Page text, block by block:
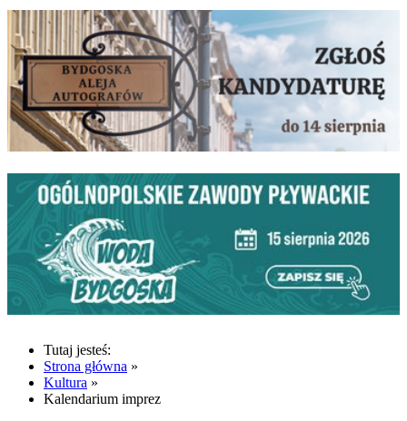
Tutaj jesteś:
Strona główna »
Kultura »
Kalendarium imprez